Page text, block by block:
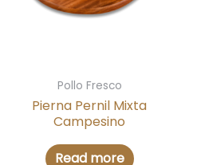
Pollo Fresco
Pierna Pernil Mixta
Campesino
Read more